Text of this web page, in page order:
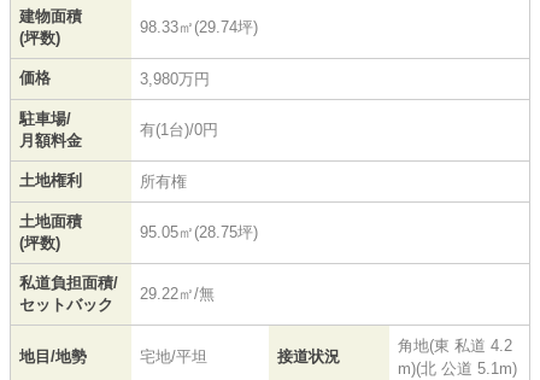
建物面積
(坪数)
98.33㎡(29.74坪)
価格 3,980万円
駐車場/
月額料金
有(1台)/0円
土地権利 所有権
土地面積
(坪数)
95.05㎡(28.75坪)
私道負担面積/
セットバック
29.22㎡/無
地目/地勢 宅地/平坦 接道状況
角地(東 私道 4.2
m)(北 公道 5.1m)